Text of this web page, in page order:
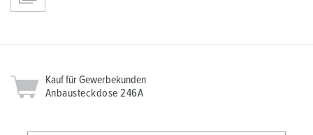
Kauf für Gewerbekunden
Anbausteckdose 246A